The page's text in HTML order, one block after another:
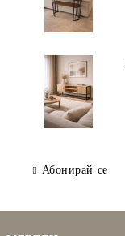
Абонирай се